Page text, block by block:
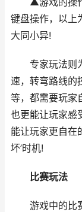
键盘操作，以上
大同小异!
专家玩法则为
速，转弯路线的
等，都需要玩家
也更能让玩家感
能让玩家更自在
坏’时机!
比赛玩法
游戏中的比赛